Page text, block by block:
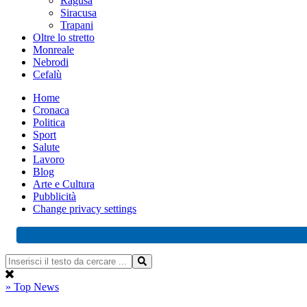
Siracusa
Trapani
Oltre lo stretto
Monreale
Nebrodi
Cefalù
Home
Cronaca
Politica
Sport
Salute
Lavoro
Blog
Arte e Cultura
Pubblicità
Change privacy settings
» Top News